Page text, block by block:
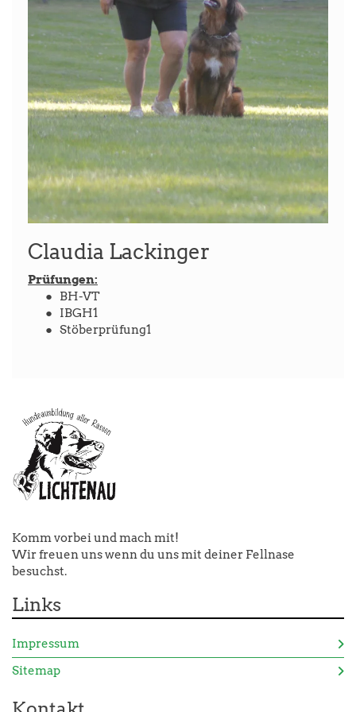
Claudia Lackinger
Prüfungen:
BH-VT
IBGH1
Stöberprüfung1
Komm vorbei und mach mit!
Wir freuen uns wenn du uns mit deiner Fellnase
besuchst.
Links
Impressum
Sitemap